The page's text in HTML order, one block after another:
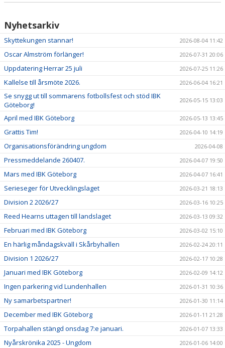
Nyhetsarkiv
Skyttekungen stannar! 2026-08-04 11:42
Oscar Almström förlänger! 2026-07-31 20:06
Uppdatering Herrar 25 juli 2026-07-25 11:26
Kallelse till årsmöte 2026. 2026-06-04 16:21
Se snygg ut till sommarens fotbollsfest och stöd IBK
Göteborg!
2026-05-15 13:03
April med IBK Göteborg 2026-05-13 13:45
Grattis Tim! 2026-04-10 14:19
Organisationsförändring ungdom 2026-04-08
Pressmeddelande 260407. 2026-04-07 19:50
Mars med IBK Göteborg 2026-04-07 16:41
Serieseger för Utvecklingslaget 2026-03-21 18:13
Division 2 2026/27 2026-03-16 10:25
Reed Hearns uttagen till landslaget 2026-03-13 09:32
Februari med IBK Göteborg 2026-03-02 15:10
En härlig måndagskväll i Skårbyhallen 2026-02-24 20:11
Division 1 2026/27 2026-02-17 10:28
Januari med IBK Göteborg 2026-02-09 14:12
Ingen parkering vid Lundenhallen 2026-01-31 10:36
Ny samarbetspartner! 2026-01-30 11:14
December med IBK Göteborg 2026-01-11 21:28
Torpahallen stängd onsdag 7:e januari. 2026-01-07 13:33
Nyårskrönika 2025 - Ungdom 2026-01-06 14:00